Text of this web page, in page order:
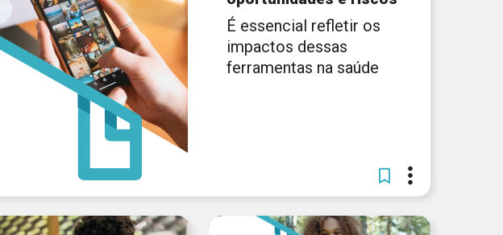
É essencial refletir os
impactos dessas
ferramentas na saúde